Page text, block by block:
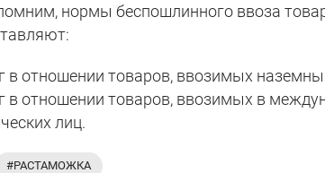
нормы беспошлинного ввоза
в отношении товаров, ввозимых
в отношении товаров, ввозимых в
лиц.
#РАСТАМОЖКА